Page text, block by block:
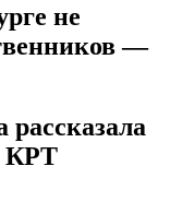
не
—
КРТ